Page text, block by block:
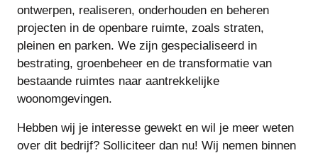
ontwerpen, realiseren, onderhouden en beheren
projecten in de openbare ruimte, zoals straten,
pleinen en parken. We zijn gespecialiseerd in
bestrating, groenbeheer en de transformatie van
bestaande ruimtes naar aantrekkelijke
woonomgevingen.
Hebben wij je interesse gewekt en wil je meer weten
over dit bedrijf? Solliciteer dan nu! Wij nemen binnen